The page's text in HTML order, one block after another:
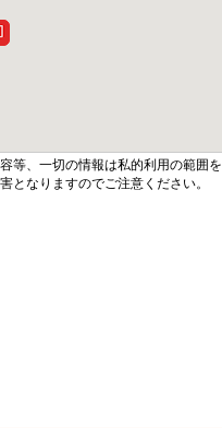
等、一切の情報は私的利用の範囲を
となりますのでご注意ください。